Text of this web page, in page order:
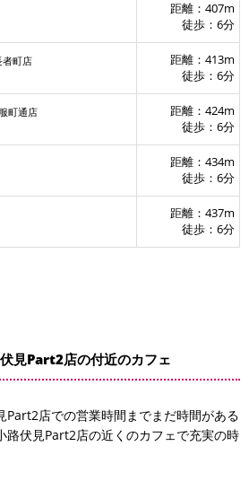
距離：407m
徒歩：6分
者町店
距離：413m
徒歩：6分
町通店
距離：424m
徒歩：6分
距離：434m
徒歩：6分
距離：437m
徒歩：6分
見Part2店の付近のカフェ
Part2店での営業時間までまだ時間がある
路伏見Part2店の近くのカフェで充実の時